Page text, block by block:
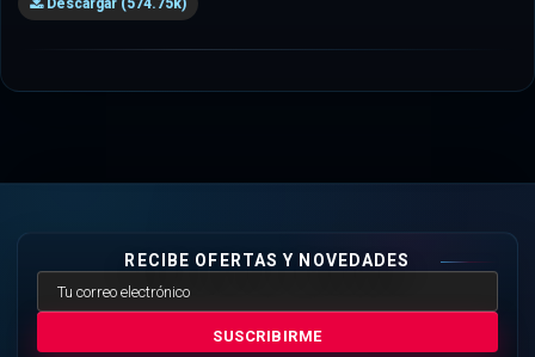
Descargar (574.75k)
RECIBE OFERTAS Y NOVEDADES
SUSCRIBIRME